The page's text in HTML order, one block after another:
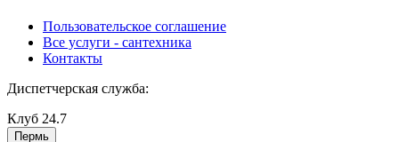
Пользовательское соглашение
Все услуги - cантехника
Контакты
Диспетчерская служба:
Клуб 24.7
Пермь